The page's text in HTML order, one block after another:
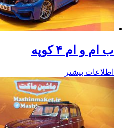
ب ام و ام ۴ کوپه
اطلاعات بیشتر